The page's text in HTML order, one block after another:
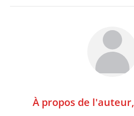
À propos de l'auteur,